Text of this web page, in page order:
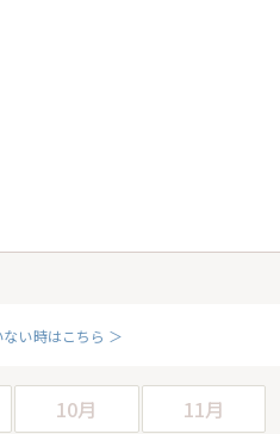
い時はこちら ＞
10月 11月